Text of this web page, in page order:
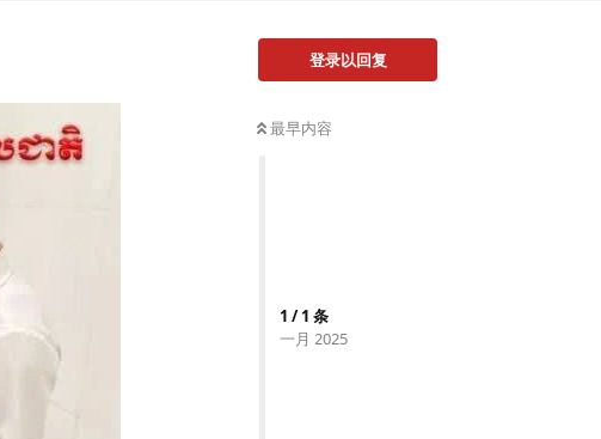
登录以回复
最早内容
1 /1 条
一月 2025